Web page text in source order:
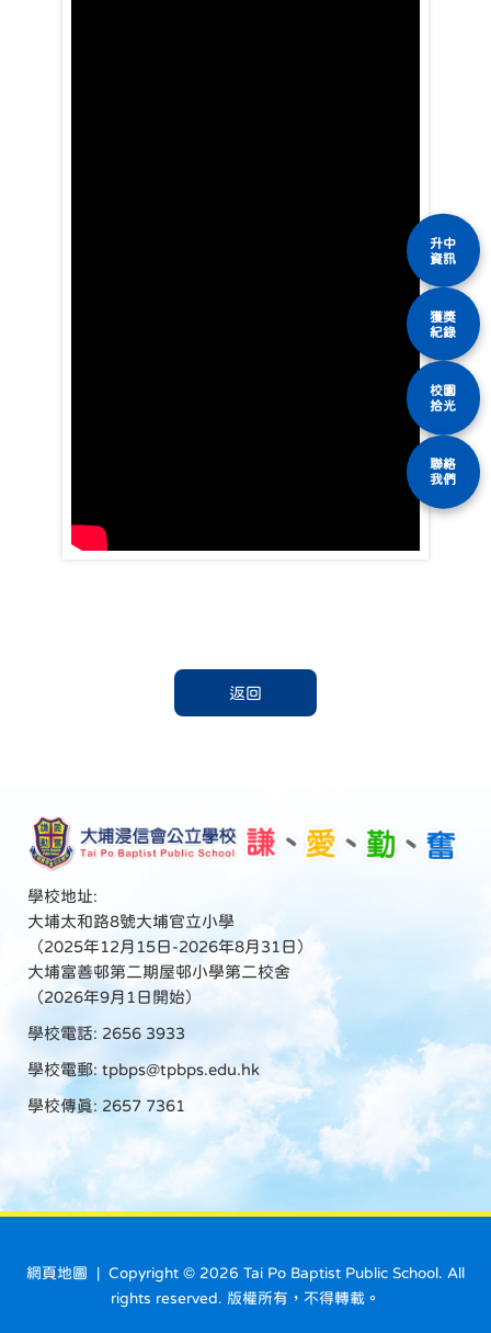
返回
學校地址:
大埔太和路8號大埔官立小學
（2025年12月15日-2026年8月31日）
大埔富善邨第二期屋邨小學第二校舍
（2026年9月1日開始）
學校電話: 2656 3933
學校電郵: tpbps@tpbps.edu.hk
學校傳真: 2657 7361
網頁地圖 | Copyright © 2026 Tai Po Baptist Public School. All
rights reserved. 版權所有，不得轉載。
升中
資訊
獲獎
紀錄
校園
拾光
聯絡
我們